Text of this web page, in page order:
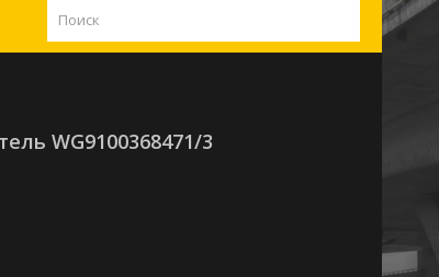
WG9100368471/3